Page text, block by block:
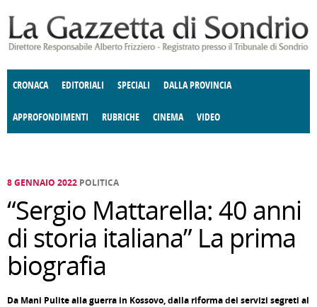
CRONACA EDITORIALI SPECIALI DALLA PROVINCIA
APPROFONDIMENTI
E SPETTACOLI POLITICA
RUBRICHE
DELLE IDEE FATTI DELLO SPIRITO
CINEMA VIDEO
8 GENNAIO 2022 POLITICA
“Sergio Mattarella: 40 anni
di storia italiana” La prima
biografia
Da Mani Pulite alla guerra in Kossovo, dalla riforma dei servizi segreti al